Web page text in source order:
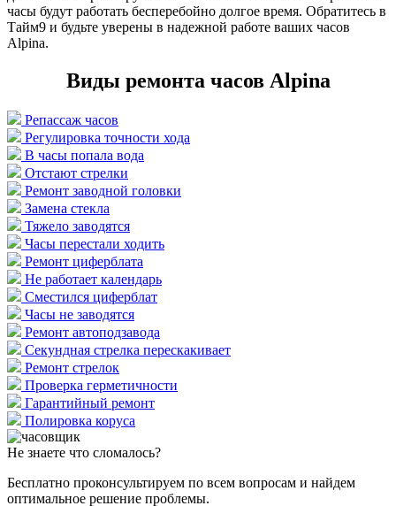
часы будут работать бесперебойно долгое время. Обратитесь в
Тайм9 и будьте уверены в надежной работе ваших часов
Alpina.
Виды ремонта часов Alpina
Репассаж часов
Регулировка точности хода
В часы попала вода
Отстают стрелки
Ремонт заводной головки
Замена стекла
Тяжело заводятся
Часы перестали ходить
Ремонт циферблата
Не работает календарь
Сместился циферблат
Часы не заводятся
Ремонт автоподзавода
Секундная стрелка перескакивает
Ремонт стрелок
Проверка герметичности
Гарантийный ремонт
Полировка коруса
Не знаете что сломалось?
Бесплатно проконсультируем по всем вопросам и найдем
оптимальное решение проблемы.